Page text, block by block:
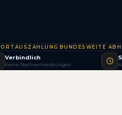
BUNDESWEITE
Verbindlich
Keine Nachverhandlungen